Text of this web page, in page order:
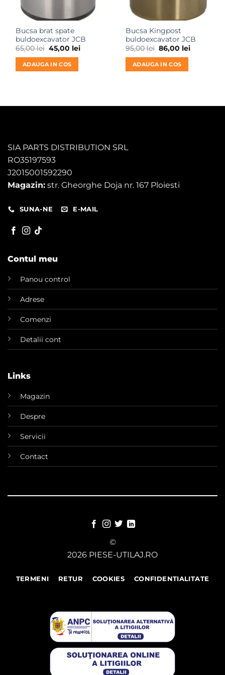
Bucsa brat spate
buldoexcavator JCB
65,00lei Prețul
inițial
a
fost:
65,00 lei.
45,00 leiPrețul
ADAUGA IN COS
Bucsa Kingpost
buldoexcavator JCB
95,00lei Prețul
inițial
a
fost:
95,00 lei.
86,00 leiPrețul
ADAUGA IN COS
SIA PARTS DISTRIBUTION SRL
RO35197593
J2015001592290
Magazin: str. Gheorghe Doja nr. 167 Ploiesti
SUNA-NE E-MAIL
Contul meu
Panou control
Adrese
Comenzi
Detalii cont
Links
Magazin
Despre
Servicii
Contact
©
2026 PIESE-UTILAJ.RO
TERMENI RETUR COOKIES CONFIDENTIALITATE